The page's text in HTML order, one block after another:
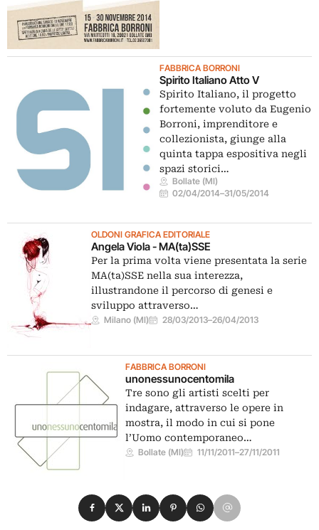
FABBRICA BORRONI
Spirito Italiano Atto V
Spirito Italiano, il progetto
fortemente voluto da Eugenio
Borroni, imprenditore e
collezionista, giunge alla
quinta tappa espositiva negli
spazi storici…
Bollate (MI)
02/04/2014–31/05/2014
OLDONI GRAFICA EDITORIALE
Angela Viola - MA(ta)SSE
Per la prima volta viene presentata la serie
MA(ta)SSE nella sua interezza,
illustrandone il percorso di genesi e
sviluppo attraverso…
Milano (MI) 28/03/2013–26/04/2013
FABBRICA BORRONI
unonessunocentomila
Tre sono gli artisti scelti per
indagare, attraverso le opere in
mostra, il modo in cui si pone
l’Uomo contemporaneo…
Bollate (MI) 11/11/2011–27/11/2011
Condividi su Facebook
Condividi su X
Condividi su LinkedIn
Condividi su Pinterest
Condividi su WhatsApp
Condividi su Email